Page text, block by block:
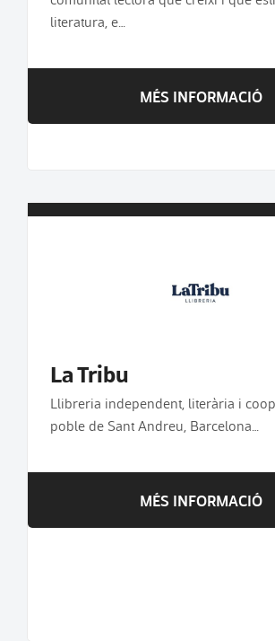
literatura, e…
MÉS INFORMACIÓ
La Tribu
Llibreria independent, literària i
poble de Sant Andreu, Barcelona…
MÉS INFORMACIÓ